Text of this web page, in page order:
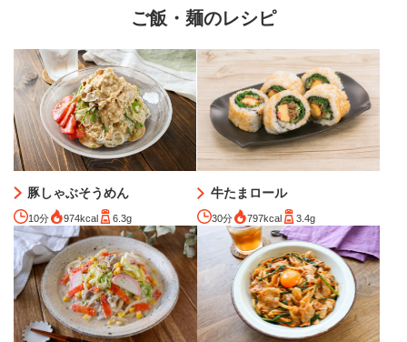
ご飯・麺のレシピ
豚しゃぶそうめん
10分 974kcal 6.3g
牛たまロール
30分 797kcal 3.4g